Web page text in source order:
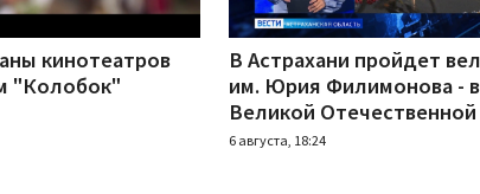
кинотеатров
"Колобок"
В Астрахани пройдет
им. Юрия Филимонова -
Великой
6 августа, 18:24